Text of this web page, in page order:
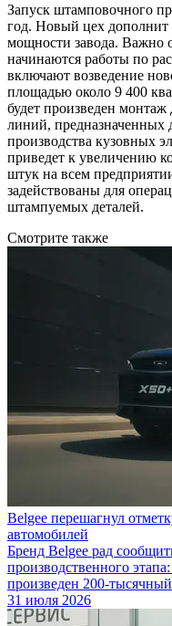
Запуск штамповочного
год. Новый цех
мощности завода. Важно
начинаются работы по
включают возведение
площадью около 9 400
будет произведен
линий, предназначенных
производства кузовных
приведет к увеличению
штук на всем
задействованы для
штампуемых деталей.
Смотрите также
Belgee перешагнул
автомобилей
Бренд Belgee рад
производственного
произведен 200-
31 июля 2026